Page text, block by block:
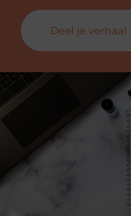
Deel je verhaal